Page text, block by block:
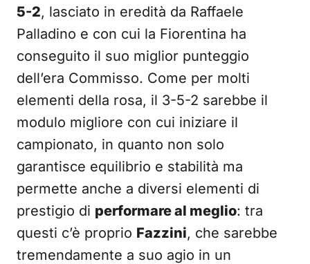
5-2, lasciato in eredità da Raffaele
Palladino e con cui la Fiorentina ha
conseguito il suo miglior punteggio
dell’era Commisso. Come per molti
elementi della rosa, il 3-5-2 sarebbe il
modulo migliore con cui iniziare il
campionato, in quanto non solo
garantisce equilibrio e stabilità ma
permette anche a diversi elementi di
prestigio di performare al meglio: tra
questi c’è proprio Fazzini, che sarebbe
tremendamente a suo agio in un